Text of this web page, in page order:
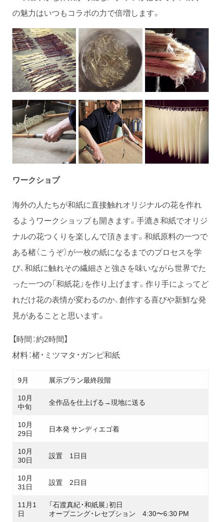
の魅力はいつもコラボの力で倍増します。
ワークショプ
海外の人たちが和紙に直接触れオリジナルの花を作れ
るようワークショップも開きます。手漉き和紙でオリジ
ナルの花つくりを楽しんで頂きます。和紙原料の一つで
ある楮（こうぞ）が一枚の紙になるまでのプロセスを学
び、和紙に触れその繊細さと強さを味いながら世界でた
った一つの「和紙花」を作り上げます。作り手によってど
れだけ花の表情が変わるのか、創作する喜びや新鮮な発
見があることと思います。
【時間：約2時間】
材料：楮・ミツマタ・ガンピ和紙
9月
展示プラン最終段階
10月
中旬
全作品を仕上げる→現地に送る
10月
29日
日本発 サンディエゴ着
10月
30日
設置 1日目
10月
31日
設置 2日目
11月1
日
「石渡真紀・和紙展」初日
オープニング・レセプション 4:30〜6:30 PM